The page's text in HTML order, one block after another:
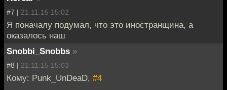
#7 | 21.11.15 15:02
Я поначалу подумал, что это иностранщина, а
оказалось наш
Snobbi_Snobbs »
#8 | 21.11.15 15:03
Кому: Punk_UnDeaD, #4